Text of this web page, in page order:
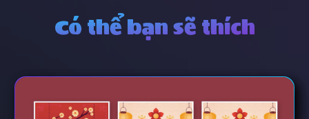
Có thể bạn sẽ thích